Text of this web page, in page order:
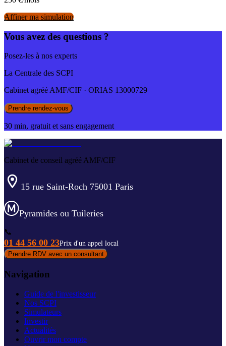
Affiner ma simulation
Vous avez des questions ?
Posez-les à nos experts
La Centrale des SCPI
Cabinet agréé AMF/CIF · ORIAS 13000729
Prendre rendez-vous
30 min, gratuit et sans engagement
Cabinet de conseil agréé AMF/CIF
15 rue Saint-Roch 75001 Paris
Pyramides ou Tuileries
📞
01 44 56 00 23Prix d'un appel local
Prendre RDV avec un consultant
Navigation
Guide de l'investisseur
Nos SCPI
Simulateurs
Investir
Actualités
Ouvrir mon compte